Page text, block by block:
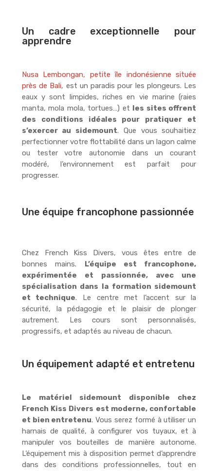
Un cadre exceptionnelle pour
apprendre
Nusa Lembongan, petite île indonésienne située
près de Bali, est un paradis pour les plongeurs. Les
eaux y sont limpides, riches en vie marine (raies
manta, mola mola, tortues…) et les sites offrent
des conditions idéales pour pratiquer et
s’exercer au sidemount. Que vous souhaitiez
perfectionner votre flottabilité dans un lagon calme
ou tester votre autonomie dans un courant
modéré, l’environnement est parfait pour
progresser.
Une équipe francophone passionnée
Chez French Kiss Divers, vous êtes entre de
bonnes mains. L’équipe est francophone,
expérimentée et passionnée, avec une
spécialisation dans la formation sidemount
et technique. Le centre met l’accent sur la
sécurité, la pédagogie et le plaisir de plonger
autrement. Les cours sont personnalisés,
progressifs, et adaptés au niveau de chacun.
Un équipement adapté et entretenu
Le matériel sidemount disponible chez
French Kiss Divers est moderne, confortable
et bien entretenu. Vous serez formé à utiliser un
harnais de qualité, à configurer vos tuyaux, et à
manipuler vos bouteilles de manière autonome.
L’équipement mis à disposition permet d’apprendre
dans des conditions professionnelles, tout en